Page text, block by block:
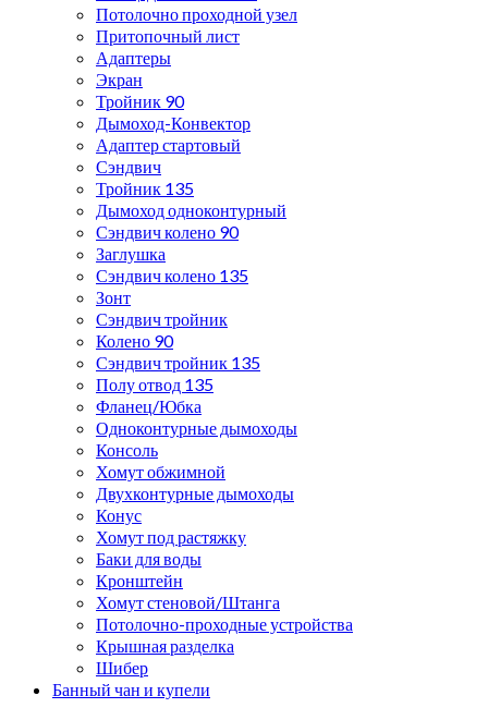
Потолочно проходной узел
Притопочный лист
Адаптеры
Экран
Тройник 90
Дымоход-Конвектор
Адаптер стартовый
Сэндвич
Тройник 135
Дымоход одноконтурный
Сэндвич колено 90
Заглушка
Сэндвич колено 135
Зонт
Сэндвич тройник
Колено 90
Сэндвич тройник 135
Полу отвод 135
Фланец/Юбка
Одноконтурные дымоходы
Консоль
Хомут обжимной
Двухконтурные дымоходы
Конус
Хомут под растяжку
Баки для воды
Кронштейн
Хомут стеновой/Штанга
Потолочно-проходные устройства
Крышная разделка
Шибер
Банный чан и купели